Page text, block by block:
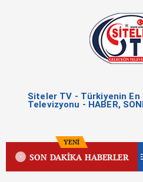
Siteler TV - Türkiyenin En
Televizyonu - HABER,
YENİ
SON DAKİKA HABERLER
CADDESİ YENİ ÇEHRESİNE